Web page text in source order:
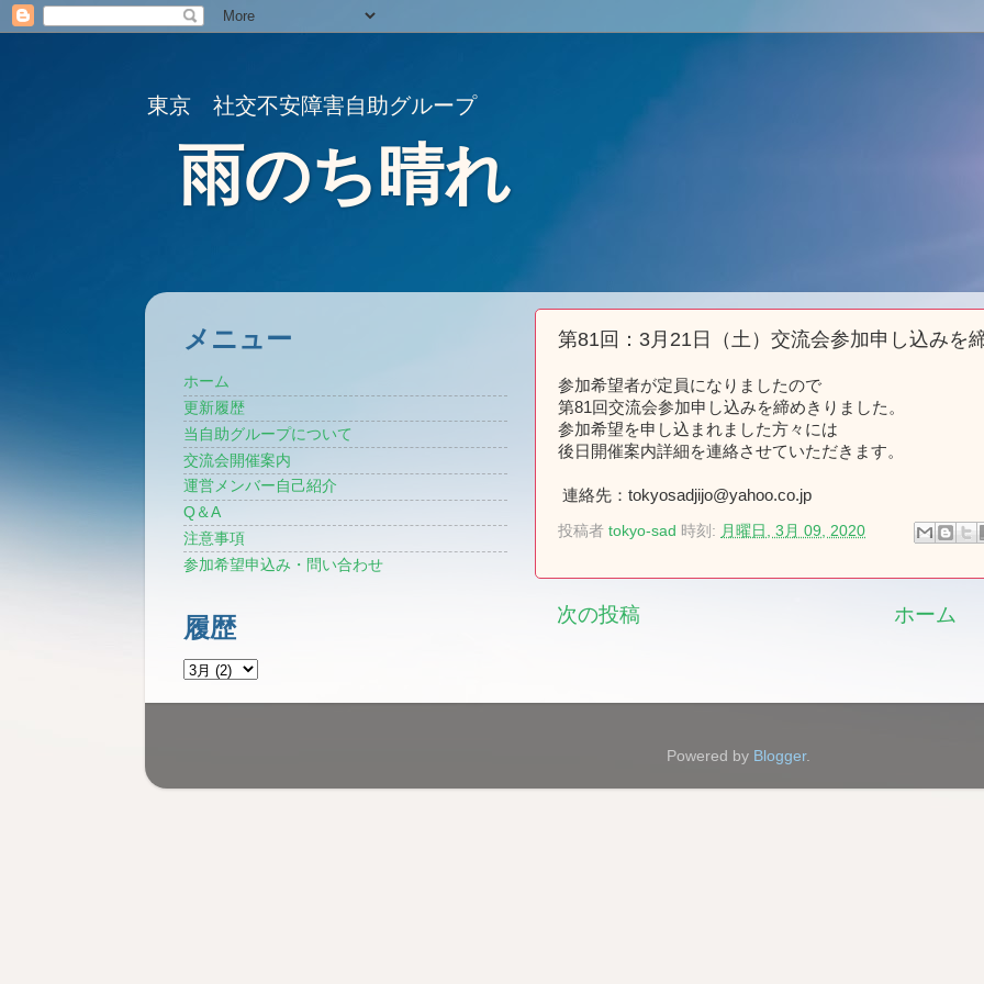
東京 社交不安障害自助グループ
雨のち晴れ
第81回：3月21日（土）交流会参加申し込みを
参加希望者が定員になりましたので
第81回交流会参加申し込みを締めきりました。
参加希望を申し込まれました方々には
後日開催案内詳細を連絡させていただきます。
連絡先：tokyosadjijo@yahoo.co.jp
投稿者 tokyo-sad 時刻: 月曜日, 3月 09, 2020
次の投稿 ホーム
メニュー
ホーム
更新履歴
当自助グループについて
交流会開催案内
運営メンバー自己紹介
Q＆A
注意事項
参加希望申込み・問い合わせ
履歴
Powered by Blogger.